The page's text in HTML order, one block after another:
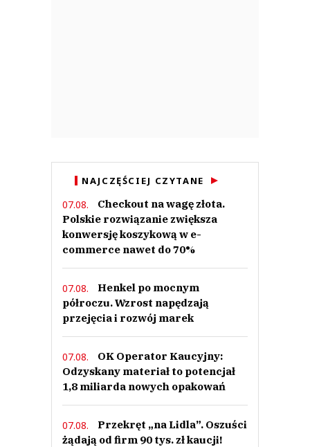
NAJCZĘŚCIEJ CZYTANE
07.08.
Checkout na wagę złota.
Polskie rozwiązanie zwiększa
konwersję koszykową w e-
commerce nawet do 70%
07.08.
Henkel po mocnym
półroczu. Wzrost napędzają
przejęcia i rozwój marek
07.08.
OK Operator Kaucyjny:
Odzyskany materiał to potencjał
1,8 miliarda nowych opakowań
07.08.
Przekręt „na Lidla”. Oszuści
żądają od firm 90 tys. zł kaucji!